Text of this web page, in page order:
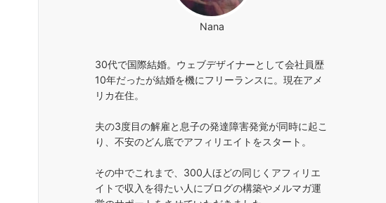
Nana
30代で国際結婚。ウェブデザイナーとして会社員歴
10年だったが結婚を機にフリーランスに。現在アメ
リカ在住。
夫の3度目の解雇と息子の発達障害発覚が同時に起こ
り、不安のどん底でアフィリエイトをスタート。
その中でこれまで、300人ほどの同じくアフィリエ
イトで収入を得たい人にブログの構築やメルマガ運